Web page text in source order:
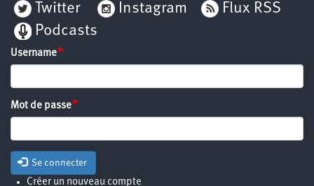
Twitter
Instagram
Flux RSS
Podcasts
Username
Mot de passe
Se connecter
Créer un nouveau compte